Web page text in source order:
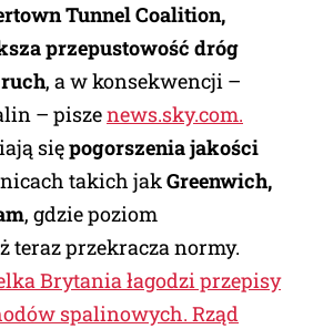
Tunnel Coalition,
przepustowość dróg
, a w konsekwencji –
– piszenews.sky.com.
siępogorszenia jakości
takich jakGreenwich,
, gdzie poziom
teraz przekracza normy.
Brytania łagodzi przepisy
spalinowych. Rząd